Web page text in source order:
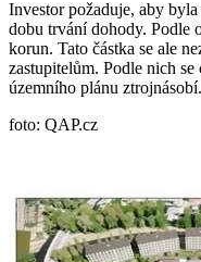
Investor požaduje, aby
dobu trvání dohody. Podle
korun. Tato částka se ale
zastupitelům. Podle nich se
územního plánu ztrojnásobí.
foto: QAP.cz